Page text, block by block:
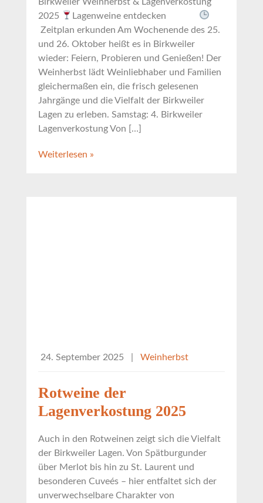
2025
Lagenweine entdecken
Zeitplan erkunden Am Wochenende des 25.
und 26. Oktober heißt es in Birkweiler
wieder: Feiern, Probieren und Genießen! Der
Weinherbst lädt Weinliebhaber und Familien
gleichermaßen ein, die frisch gelesenen
Jahrgänge und die Vielfalt der Birkweiler
Lagen zu erleben. Samstag: 4. Birkweiler
Lagenverkostung Von […]
Weiterlesen »
24. September 2025 Weinherbst
Rotweine der
Lagenverkostung 2025
Auch in den Rotweinen zeigt sich die Vielfalt
der Birkweiler Lagen. Von Spätburgunder
über Merlot bis hin zu St. Laurent und
besonderen Cuveés – hier entfaltet sich der
unverwechselbare Charakter von